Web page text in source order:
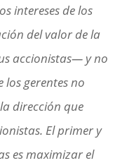
intereses de los
del valor de la
accionistas— y no
los gerentes no
dirección que
El primer y
es maximizar el